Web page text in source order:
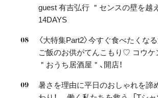
guest 有吉弘行 ＂センスの壁を越
14DAYS
〈大特集Part2〉今すぐ食べたくな
ご飯のお供がてんこもり♡ コウケ
＂おうち居酒屋＂、開店！
暑さを理由に平日のおしゃれを諦